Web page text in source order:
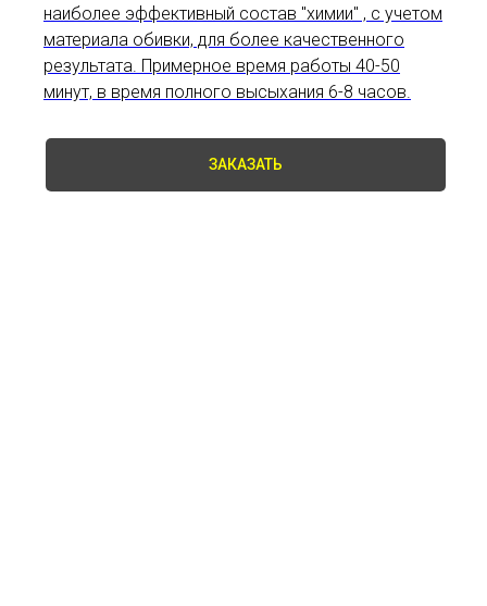
наиболее эффективный состав "химии" , с учетом
материала обивки, для более качественного
результата. Примерное время работы 40-50
минут, в время полного высыхания 6-8 часов.
ЗАКАЗАТЬ